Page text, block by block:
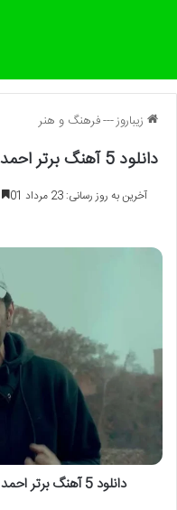
زیباروز---فرهنگ و هنر
دانلود 5 آهنگ برتر احمد سلو + متن آهنگ
آخرین به روز رسانی: 23 مرداد 01
دانلود 5 آهنگ برتر احمد سلو